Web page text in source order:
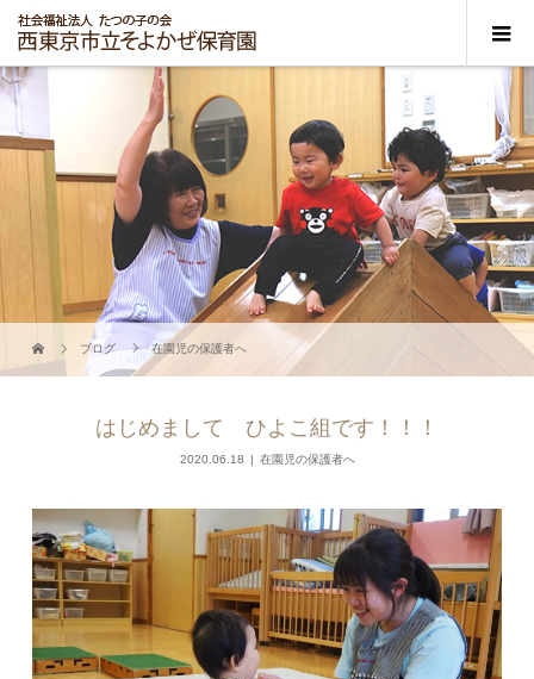
ブログ 在園児の保護者へ
はじめまして ひよこ組です！！！
2020.06.18 在園児の保護者へ